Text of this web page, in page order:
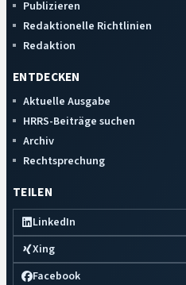
Publizieren
Redaktionelle Richtlinien
Redaktion
ENTDECKEN
Aktuelle Ausgabe
HRRS-Beiträge suchen
Archiv
Rechtsprechung
TEILEN
LinkedIn
Xing
Facebook